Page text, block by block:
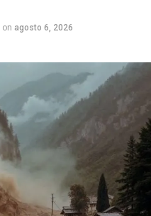
on agosto 6, 2026